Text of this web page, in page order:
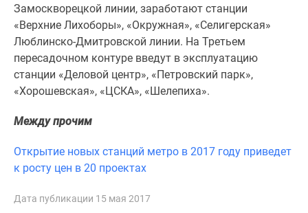
карте
Ипотечный
калькулятор
Семейная
ипотека
Военная
Банки
программы
Медиа
недвижимости
Замоскворецкой линии, заработают станции
«Верхние Лихоборы», «Окружная», «Селигерская»
Люблинско-Дмитровской линии. На Третьем
пересадочном контуре введут в эксплуатацию
станции «Деловой центр», «Петровский парк»,
«Хорошевская», «ЦСКА», «Шелепиха».
Между прочим
Открытие новых станций метро в 2017 году приведет
к росту цен в 20 проектах
Дата публикации 15 мая 2017